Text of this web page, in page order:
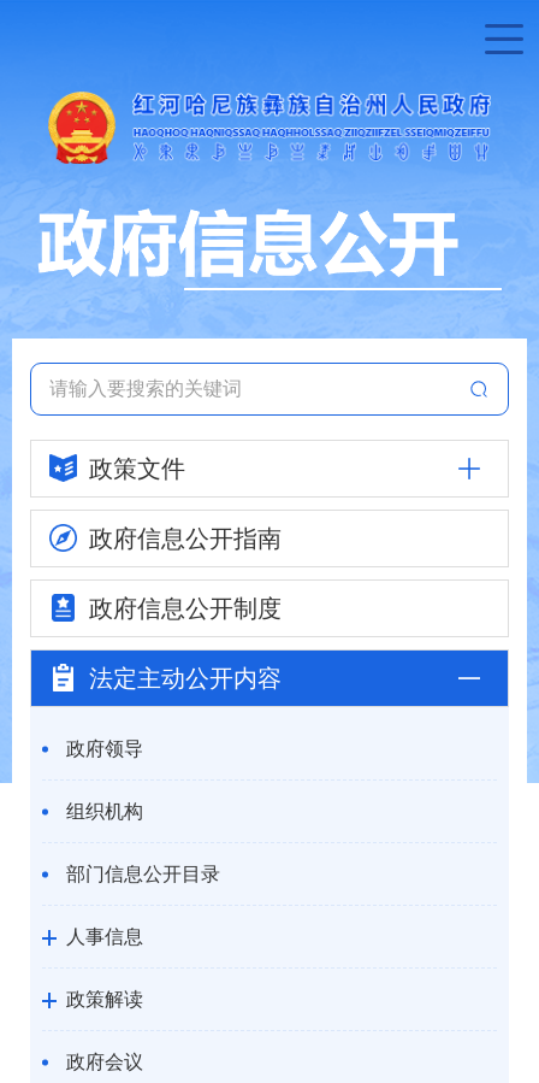
政策文件
政府信息公开指南
政府信息公开制度
法定主动公开内容
政府领导
组织机构
部门信息公开目录
人事信息
政策解读
政府会议